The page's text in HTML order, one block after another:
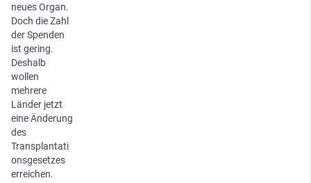
neues Organ.
Doch die Zahl
der Spenden
ist gering.
Deshalb
wollen
mehrere
Länder jetzt
eine Änderung
des
Transplantati
onsgesetzes
erreichen.